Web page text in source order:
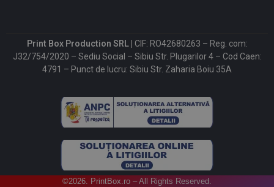
Print Box Production SRL | CIF: RO42680263 – Reg. com:
J32/754/2020 – Sediu Social – Sibiu Str. Plugarilor 4 – Cod Caen:
4791 – Punct de lucru: Sibiu Str. Zaharia Boiu 35A
©2026. PrintBox.ro – All Rights Reserved.